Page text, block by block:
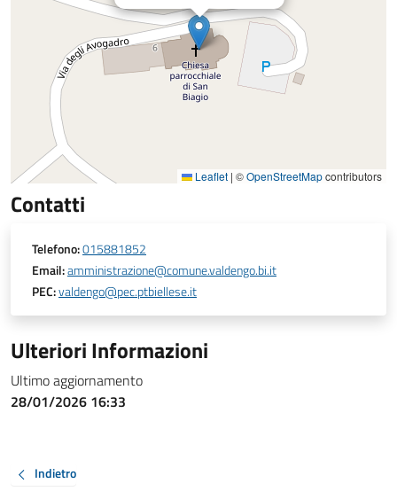
Leaflet | ©OpenStreetMapcontributors
Contatti
Telefono:015881852
Email:amministrazione@comune.valdengo.bi.it
PEC:valdengo@pec.ptbiellese.it
Ulteriori Informazioni
Ultimo aggiornamento
28/01/2026 16:33
Indietro